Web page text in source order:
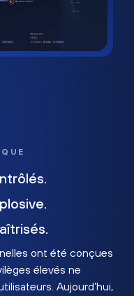
ont été conçues
élevés ne
Aujourd’hui,